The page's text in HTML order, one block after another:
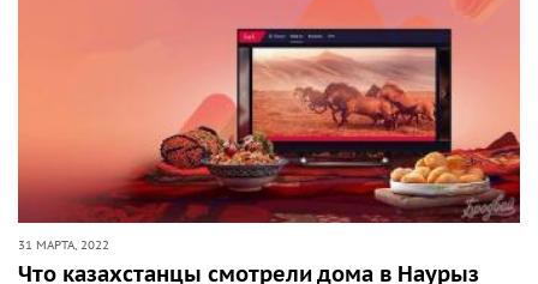
31 МАРТА, 2022
Что казахстанцы смотрели дома в Наурыз